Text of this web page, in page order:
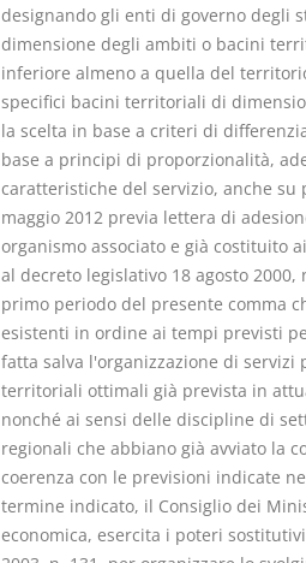
designando gli enti di governo degli
dimensione degli ambiti o bacini
inferiore almeno a quella del
specifici bacini territoriali di
la scelta in base a criteri di
base a principi di proporzionalità,
caratteristiche del servizio, anche
maggio 2012 previa lettera di
organismo associato e già costituito
al decreto legislativo 18 agosto
primo periodo del presente comma
esistenti in ordine ai tempi previsti
fatta salva l'organizzazione di
territoriali ottimali già prevista in
nonché ai sensi delle discipline di
regionali che abbiano già avviato la
coerenza con le previsioni indicate
termine indicato, il Consiglio dei
economica, esercita i poteri